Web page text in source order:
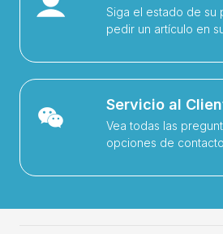
Siga el estado de su
pedir un artículo en
Servicio al
Vea todas las
opciones de